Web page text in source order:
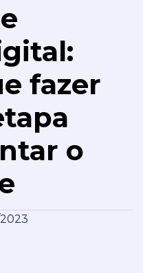
fazer
o